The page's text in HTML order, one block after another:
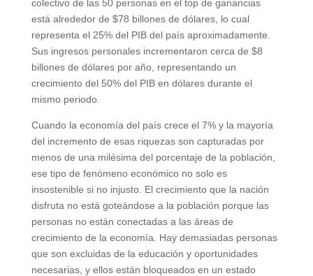
colectivo de las 50 personas en el top de ganancias
está alrededor de $78 billones de dólares, lo cual
representa el 25% del PIB del país aproximadamente.
Sus ingresos personales incrementaron cerca de $8
billones de dólares por año, representando un
crecimiento del 50% del PIB en dólares durante el
mismo periodo.
Cuando la economía del país crece el 7% y la mayoría
del incremento de esas riquezas son capturadas por
menos de una milésima del porcentaje de la población,
ese tipo de fenómeno económico no solo es
insostenible si no injusto. El crecimiento que la nación
disfruta no está goteándose a la población porque las
personas no están conectadas a las áreas de
crecimiento de la economía. Hay demasiadas personas
que son excluidas de la educación y oportunidades
necesarias, y ellos están bloqueados en un estado